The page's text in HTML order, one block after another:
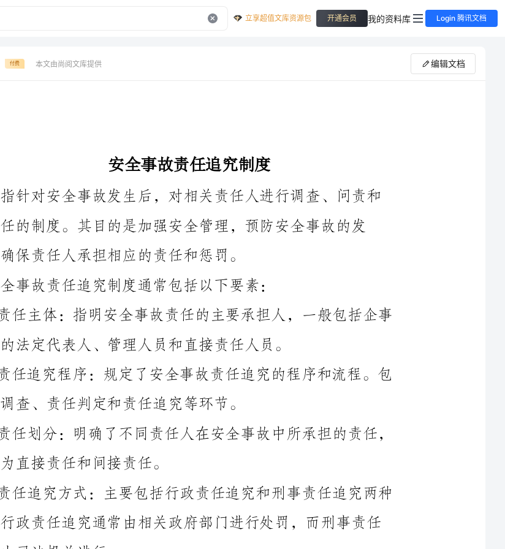
立享超值文库资源包 开通会员 我的资料库 Login 腾讯文档
付费 本文由尚阅文库提供 编辑文档
括罚款、责令停产停业、吊销许可证等行政处罚，以及刑事处罚
是指针对安全事故发生后，对相关责任人进行调查、问责和
生，并确保责任人承担相应的责任和惩罚。
安全事故责任追究制度通常包括以下要素：
业单位的法定代表人、管理人员和直接责任人员。
括事故调查、责任判定和责任追究等环节。
3.责任划分：明确了不同责任人在安全事故中所承担的责任，
一般分为直接责任和间接责任。
追究则由司法机关进行。